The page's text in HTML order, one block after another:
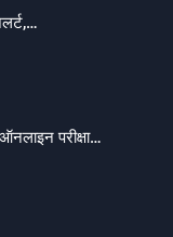
परीक्षा…